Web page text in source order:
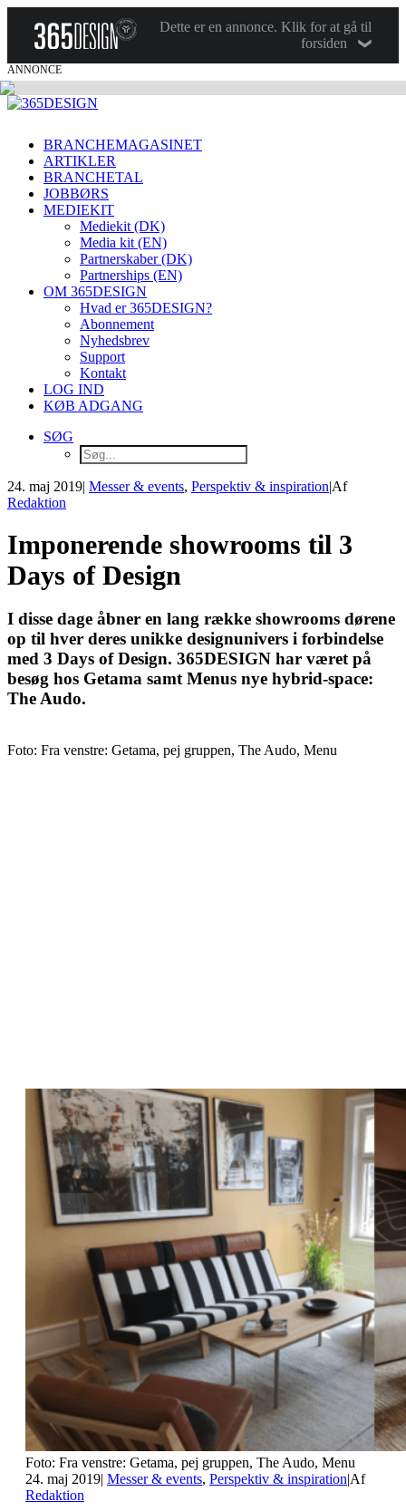
Dette er en annonce. Klik for at gå til
forsiden
ANNONCE
BRANCHEMAGASINET
ARTIKLER
BRANCHETAL
JOBBØRS
MEDIEKIT
Mediekit (DK)
Media kit (EN)
Partnerskaber (DK)
Partnerships (EN)
OM 365DESIGN
Hvad er 365DESIGN?
Abonnement
Nyhedsbrev
Support
Kontakt
LOG IND
KØB ADGANG
SØG
24. maj 2019| Messer & events, Perspektiv & inspiration|Af
Redaktion
Imponerende showrooms til 3
Days of Design
I disse dage åbner en lang række showrooms dørene
op til hver deres unikke designunivers i forbindelse
med 3 Days of Design. 365DESIGN har været på
besøg hos Getama samt Menus nye hybrid-space:
The Audo.
Foto: Fra venstre: Getama, pej gruppen, The Audo, Menu
Foto: Fra venstre: Getama, pej gruppen, The Audo, Menu
24. maj 2019| Messer & events, Perspektiv & inspiration|Af
Redaktion